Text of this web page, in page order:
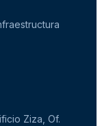
Ziza, Of.